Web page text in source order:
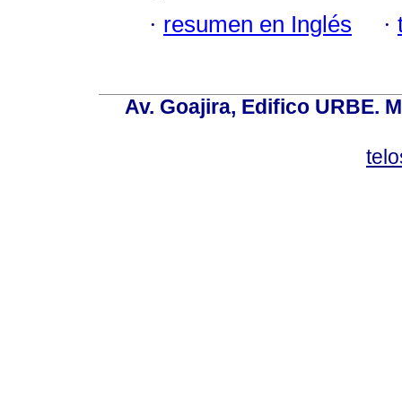
· resumen en Inglés ·
Av. Goajira, Edifico URBE.